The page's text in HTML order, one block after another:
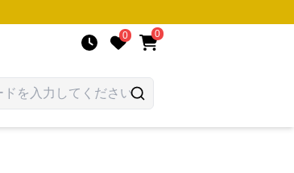
0 0